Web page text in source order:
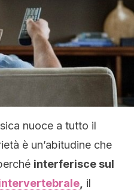
nuoce a tutto il
è un’abitudine che
interferisce sul
il